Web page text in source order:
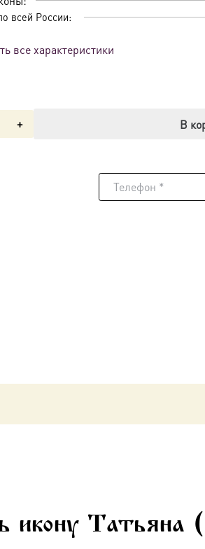
всей России:
все характеристики
В
икону Татьяна